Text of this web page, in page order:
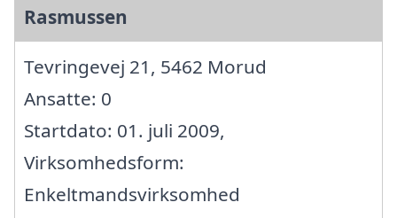
Rasmussen
Tevringevej 21, 5462 Morud
Ansatte: 0
Startdato: 01. juli 2009,
Virksomhedsform:
Enkeltmandsvirksomhed